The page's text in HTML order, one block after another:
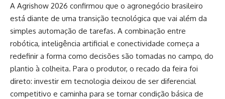
A Agrishow 2026 confirmou que o agronegócio brasileiro
está diante de uma transição tecnológica que vai além da
simples automação de tarefas. A combinação entre
robótica, inteligência artificial e conectividade começa a
redefinir a forma como decisões são tomadas no campo, do
plantio à colheita. Para o produtor, o recado da feira foi
direto: investir em tecnologia deixou de ser diferencial
competitivo e caminha para se tornar condição básica de